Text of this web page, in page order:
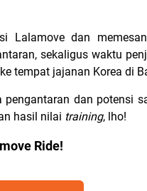
Lalamove dan
sekaligus waktu
tempat jajanan Korea di
dan potensi
hasil nilai training, lho!
Ride!